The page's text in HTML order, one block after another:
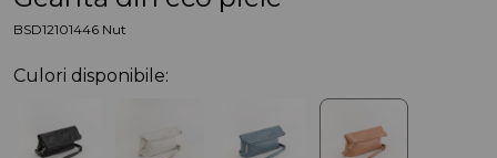
BSD12101446 Nut
Culori disponibile: